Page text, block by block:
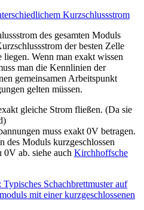
des gesamten Moduls
der besten Zelle
liegen. Wenn man exakt wissen
man die Kennlinien der
gemeinsamen Arbeitspunkt
gelten müssen.
gleiche Strom fließen. (Da sie
muss exakt 0V betragen.
des Moduls kurzgeschlossen
0V ab. siehe auch Kirchhoffsche